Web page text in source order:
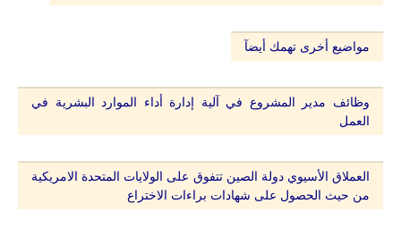
مواضيع أخرى تهمك أيضآ
وظائف مدير المشروع في آلية إدارة أداء الموارد البشرية في
العمل
العملاق الأسيوي دولة الصين تتفوق على الولايات المتحدة الامريكية
من حيث الحصول على شهادات براءات الاختراع